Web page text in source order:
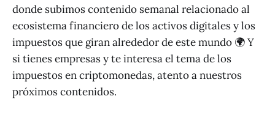
donde subimos contenido semanal relacionado al
ecosistema financiero de los activos digitales y los
impuestos que giran alrededor de este mundo 🌍 Y
si tienes empresas y te interesa el tema de los
impuestos en criptomonedas, atento a nuestros
próximos contenidos.